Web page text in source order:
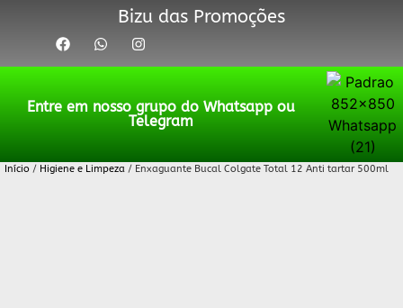
Bizu das Promoções
Entre em nosso grupo do Whatsapp ou
Telegram
Início / Higiene e Limpeza / Enxaguante Bucal Colgate Total 12 Anti tartar 500ml